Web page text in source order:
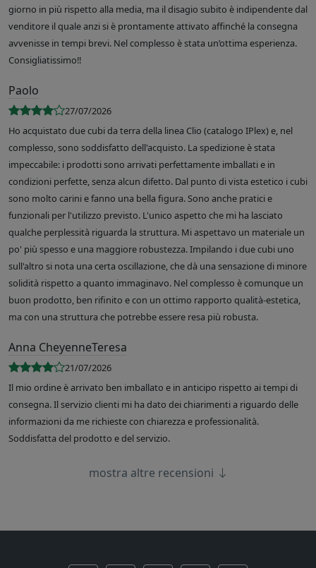
giorno in più rispetto alla media, ma il disagio subito è indipendente dal
venditore il quale anzi si è prontamente attivato affinché la consegna
avvenisse in tempi brevi. Nel complesso è stata un’ottima esperienza.
Consigliatissimo!!
Paolo
27/07/2026
Ho acquistato due cubi da terra della linea Clio (catalogo IPlex) e, nel
complesso, sono soddisfatto dell'acquisto. La spedizione è stata
impeccabile: i prodotti sono arrivati perfettamente imballati e in
condizioni perfette, senza alcun difetto. Dal punto di vista estetico i cubi
sono molto carini e fanno una bella figura. Sono anche pratici e
funzionali per l'utilizzo previsto. L'unico aspetto che mi ha lasciato
qualche perplessità riguarda la struttura. Mi aspettavo un materiale un
po' più spesso e una maggiore robustezza. Impilando i due cubi uno
sull'altro si nota una certa oscillazione, che dà una sensazione di minore
solidità rispetto a quanto immaginavo. Nel complesso è comunque un
buon prodotto, ben rifinito e con un ottimo rapporto qualità-estetica,
ma con una struttura che potrebbe essere resa più robusta.
Anna CheyenneTeresa
21/07/2026
Il mio ordine è arrivato ben imballato e in anticipo rispetto ai tempi di
consegna. Il servizio clienti mi ha dato dei chiarimenti a riguardo delle
informazioni da me richieste con chiarezza e professionalità.
Soddisfatta del prodotto e del servizio.
mostra altre recensioni